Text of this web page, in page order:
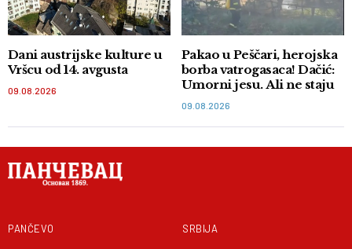
Dani austrijske kulture u
Vršcu od 14. avgusta
09.08.2026
Pakao u Peščari, herojska
borba vatrogasaca! Dačić:
Umorni jesu. Ali ne staju
09.08.2026
PANČEVO SRBIJA